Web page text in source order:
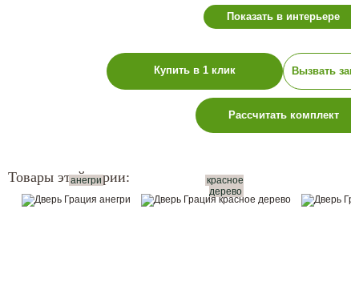
Показать в интерьере
Купить в 1 клик Вызвать
Рассчитать комплект
Товары этой серии:
анегри
красное
дерево